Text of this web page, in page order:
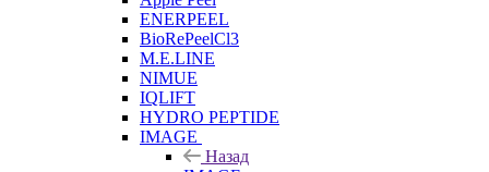
ENERPEEL
BioRePeelCl3
M.E.LINE
NIMUE
IQLIFT
HYDRO PEPTIDE
IMAGE
Назад